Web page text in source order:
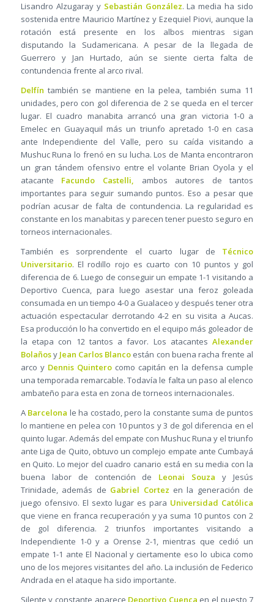
Lisandro Alzugaray y Sebastián González. La media ha sido
sostenida entre Mauricio Martínez y Ezequiel Piovi, aunque la
rotación está presente en los albos mientras sigan
disputando la Sudamericana. A pesar de la llegada de
Guerrero y Jan Hurtado, aún se siente cierta falta de
contundencia frente al arco rival.
Delfín también se mantiene en la pelea, también suma 11
unidades, pero con gol diferencia de 2 se queda en el tercer
lugar. El cuadro manabita arrancó una gran victoria 1-0 a
Emelec en Guayaquil más un triunfo apretado 1-0 en casa
ante Independiente del Valle, pero su caída visitando a
Mushuc Runa lo frenó en su lucha. Los de Manta encontraron
un gran tándem ofensivo entre el volante Brian Oyola y el
atacante Facundo Castelli, ambos autores de tantos
importantes para seguir sumando puntos. Eso a pesar que
podrían acusar de falta de contundencia. La regularidad es
constante en los manabitas y parecen tener puesto seguro en
torneos internacionales.
También es sorprendente el cuarto lugar de Técnico
Universitario. El rodillo rojo es cuarto con 10 puntos y gol
diferencia de 6. Luego de conseguir un empate 1-1 visitando a
Deportivo Cuenca, para luego asestar una feroz goleada
consumada en un tiempo 4-0 a Gualaceo y después tener otra
actuación espectacular derrotando 4-2 en su visita a Aucas.
Esa producción lo ha convertido en el equipo más goleador de
la etapa con 12 tantos a favor. Los atacantes Alexander
Bolañosy Jean Carlos Blanco están con buena racha frente al
arco y Dennis Quinterocomo capitán en la defensa cumple
una temporada remarcable. Todavía le falta un paso al elenco
ambateño para esta en zona de torneos internacionales.
A Barcelona le ha costado, pero la constante suma de puntos
lo mantiene en pelea con 10 puntos y 3 de gol diferencia en el
quinto lugar. Además del empate con Mushuc Runa y el triunfo
ante Liga de Quito, obtuvo un complejo empate ante Cumbayá
en Quito. Lo mejor del cuadro canario está en su media con la
buena labor de contención de Leonai Souza y Jesús
Trinidade, además de Gabriel Cortez en la generación de
juego ofensivo. El sexto lugar es para Universidad Católica
que viene en franca recuperación y ya suma 10 puntos con 2
de gol diferencia. 2 triunfos importantes visitando a
Independiente 1-0 y a Orense 2-1, mientras que cedió un
empate 1-1 ante El Nacional y ciertamente eso lo ubica como
uno de los mejores visitantes del año. La inclusión de Federico
Andrada en el ataque ha sido importante.
Silente y constante aparece Deportivo Cuenca en el puesto 7